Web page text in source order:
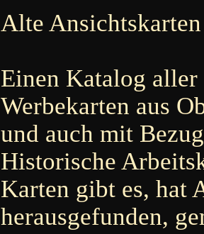
Alte
Einen Katalog
Werbekarten aus
und auch mit
Historische
Karten gibt es, hat
herausgefunden,